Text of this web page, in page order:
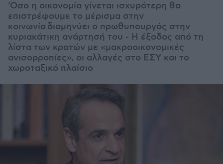
'Οσο η οικονομία γίνεται ισχυρότερη θα
επιστρέφουμε το μέρισμα στην
κοινωνία διαμηνύει ο πρωθυπουργός στην
κυριακάτικη ανάρτησή του - Η έξοδος από τη
λίστα των κρατών με «μακροοικονομικές
ανισορροπίες», οι αλλαγές στο ΕΣΥ και το
χωροταξικό πλαίσιο